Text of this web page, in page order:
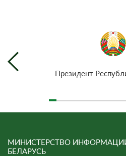
Президент
МИНИСТЕРСТВО
БЕЛАРУСЬ